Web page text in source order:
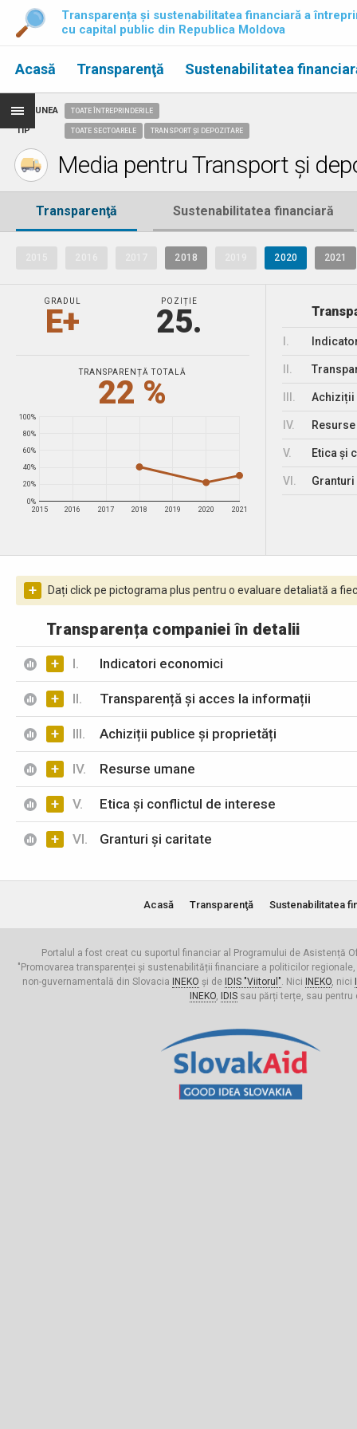
Transparența și sustenabilitatea financiară a
cu capital public din Republica Moldova
Acasă Transparenţă Sustenabilitatea
REGIUNEA
TIP
TOATE ÎNTREPRINDERILE
TOATE SECTOARELE TRANSPORT ȘI DEPOZITARE
Media pentru Transport și
Transparenţă Sustenabilitatea financiară
2018 2020 2021
GRADUL
E+
POZIȚIE
25.
TRANSPARENȚĂ TOTALĂ
22 %
2015 2016 2017 2018 2019 2020 2021
0%
20%
40%
60%
80%
100%
Achiziții
IV.
V. Etica și
VI.
+ Dați click pe pictograma plus pentru o evaluare detaliată a
Transparența companiei în detalii
+ I. Indicatori economici
+ II. Transparență și acces la informații
+ III. Achiziții publice și proprietăți
+ IV. Resurse umane
+ V. Etica și conflictul de interese
+ VI. Granturi și caritate
Acasă Transparenţă Sustenabilitatea
Portalul a fost creat cu suportul financiar al Programului de Asistență
"Promovarea transparenței și sustenabilității financiare a politicilor
non-guvernamentală din Slovacia
INEKO și de IDIS "Viitorul". Nici INEKO, nici
INEKO, IDISsau părți terțe, sau pentru